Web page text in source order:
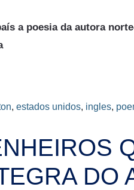
a poesia da autora
, estados unidos, ingles,
DO